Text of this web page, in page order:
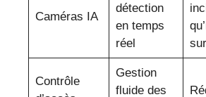
Caméras IA
détection
en temps
réel
Contrôle
Gestion
fluide des